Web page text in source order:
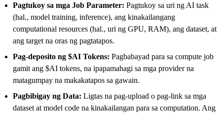
Pagtukoy sa mga Job Parameter: Pagtukoy sa uri ng AI task
(hal., model training, inference), ang kinakailangang
computational resources (hal., uri ng GPU, RAM), ang dataset, at
ang target na oras ng pagtatapos.
Pag-deposito ng $AI Tokens: Pagbabayad para sa compute job
gamit ang $AI tokens, na ipapamahagi sa mga provider na
matagumpay na makakatapos sa gawain.
Pagbibigay ng Data: Ligtas na pag-upload o pag-link sa mga
dataset at model code na kinakailangan para sa computation. Ang